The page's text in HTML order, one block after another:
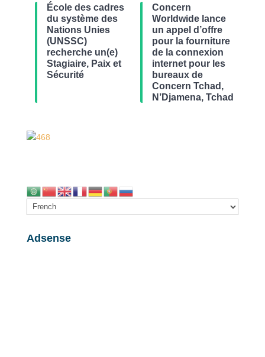
École des cadres
du système des
Nations Unies
(UNSSC)
recherche un(e)
Stagiaire, Paix et
Sécurité
Concern
Worldwide lance
un appel d’offre
pour la fourniture
de la connexion
internet pour les
bureaux de
Concern Tchad,
N’Djamena, Tchad
Adsense